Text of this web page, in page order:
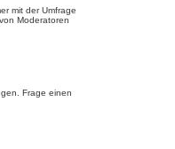
mit der Umfrage
Moderatoren
Frage einen